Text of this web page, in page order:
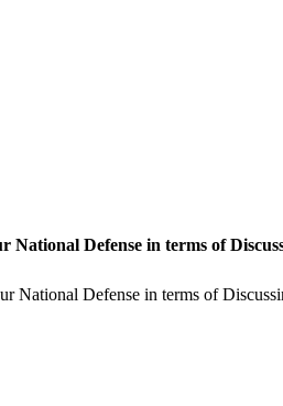
Defense in terms of